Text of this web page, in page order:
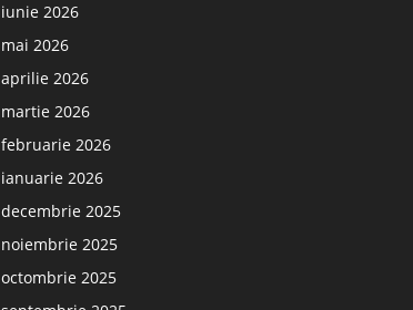
iunie 2026
mai 2026
aprilie 2026
martie 2026
februarie 2026
ianuarie 2026
decembrie 2025
noiembrie 2025
octombrie 2025